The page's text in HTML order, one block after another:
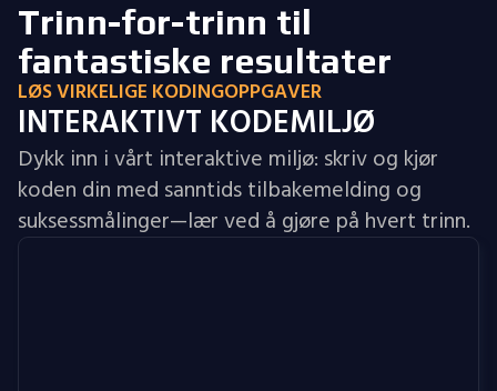
Trinn-for-trinn til
fantastiske resultater
LØS VIRKELIGE KODINGOPPGAVER
INTERAKTIVT KODEMILJØ
Dykk inn i vårt interaktive miljø: skriv og kjør
koden din med sanntids tilbakemelding og
suksessmålinger—lær ved å gjøre på hvert trinn.